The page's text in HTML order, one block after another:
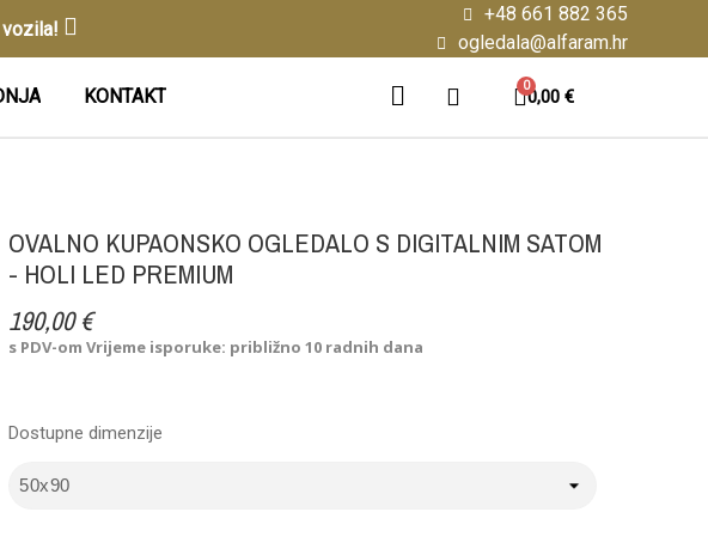
+48 661 882 365
ogledala@alfaram.hr
KONTAKT 0,00 €
OVALNO KUPAONSKO OGLEDALO S DIGITALNIM SATOM
- HOLI LED PREMIUM
190,00 €
s PDV-omVrijeme isporuke: približno 10 radnih dana
Dostupne dimenzije